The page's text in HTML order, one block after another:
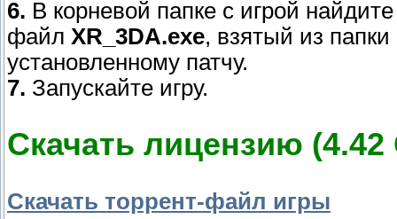
6. В корневой папке с игрой
файл XR_3DA.exe, взятый из папки
установленному патчу.
7. Запускайте игру.
Скачать лицензию (4.42
Скачать торрент-файл игры